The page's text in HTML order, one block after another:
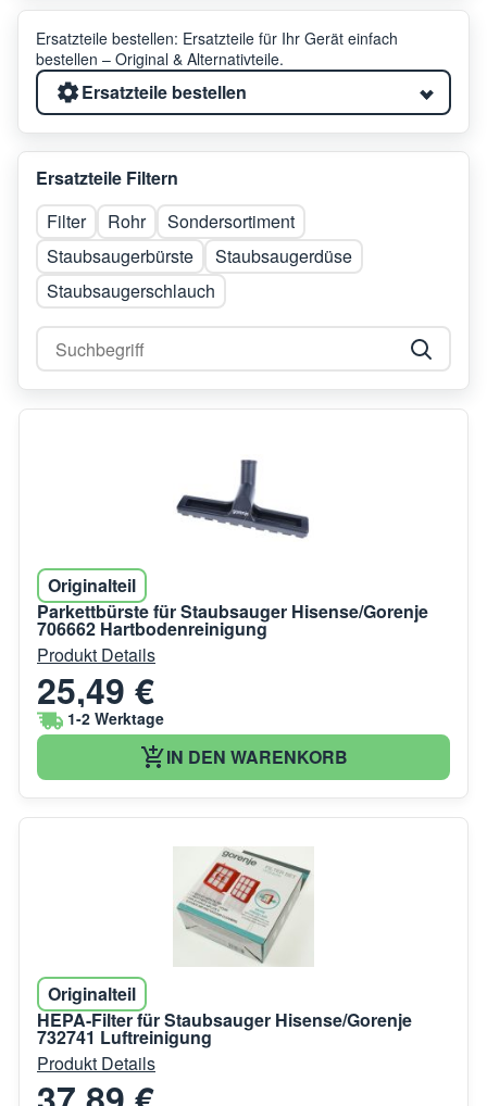
Ersatzteile bestellen: Ersatzteile für Ihr Gerät einfach
bestellen – Original & Alternativteile.
Ersatzteile bestellen
Ersatzteile Filtern
Filter
Rohr
Sondersortiment
Staubsaugerbürste
Staubsaugerdüse
Staubsaugerschlauch
Originalteil
Parkettbürste für Staubsauger Hisense/Gorenje
706662 Hartbodenreinigung
Produkt Details
25,49 €
1-2 Werktage
IN DEN WARENKORB
Originalteil
HEPA-Filter für Staubsauger Hisense/Gorenje
732741 Luftreinigung
Produkt Details